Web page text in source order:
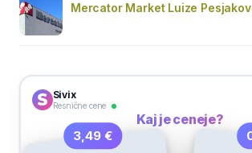
Mercator Market Luize
Sivix
Resnične cene
Kaj je ceneje?
3,49 €